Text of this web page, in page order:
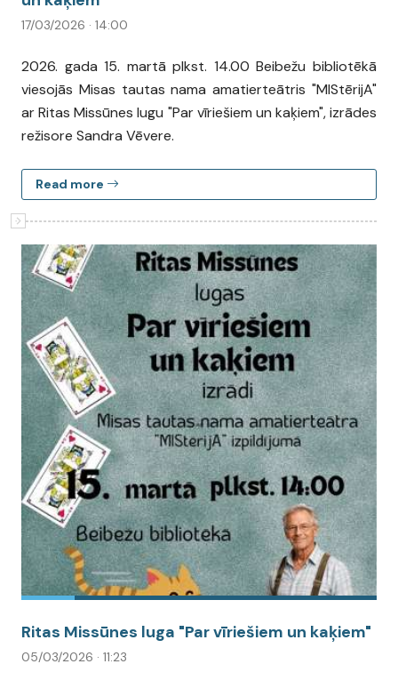
17/03/2026 · 14:00
2026. gada 15. martā plkst. 14.00 Beibežu bibliotēkā
viesojās Misas tautas nama amatierteātris "MIStērijA"
ar Ritas Missūnes lugu "Par vīriešiem un kaķiem", izrādes
režisore Sandra Vēvere.
Read more
Ritas Missūnes luga "Par vīriešiem un kaķiem"
05/03/2026 · 11:23